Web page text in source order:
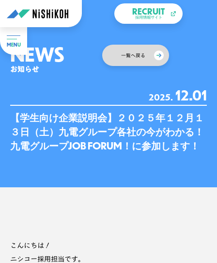
RECRUIT
採用情報サイト
MENU
NEWS
お知らせ
一覧へ戻る
2025. 12.01
【学生向け企業説明会】２０２５年１２月１
３日（土）九電グループ各社の今がわかる！
九電グループJOB FORUM！に参加します！
こんにちは！
ニシコー採用担当です。